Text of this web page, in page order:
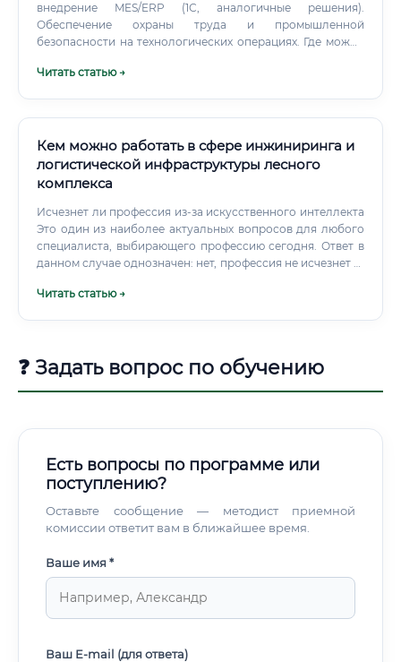
внедрение MES/ERP (1С, аналогичные решения).
Обеспечение охраны труда и промышленной
безопасности на технологических операциях. Где можно
мягкая, офисная, кухонная мебель).
Читать статью →
Кем можно работать в сфере инжиниринга и
логистической инфраструктуры лесного
комплекса
Исчезнет ли профессия из-за искусственного интеллекта
Это один из наиболее актуальных вопросов для любого
специалиста, выбирающего профессию сегодня. Ответ в
данном случае однозначен: нет, профессия не исчезнет —
Читать статью →
❓ Задать вопрос по обучению
Есть вопросы по программе или
поступлению?
Оставьте сообщение — методист приемной
комиссии ответит вам в ближайшее время.
Ваше имя *
Ваш E-mail (для ответа)